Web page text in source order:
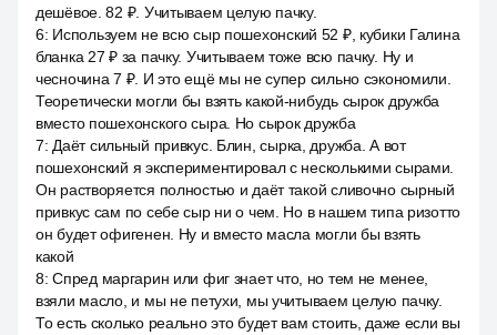
дешёвое. 82 ₽. Учитываем целую пачку.
6: Используем не всю сыр пошехонский 52 ₽, кубики Галина
бланка 27 ₽ за пачку. Учитываем тоже всю пачку. Ну и
чесночина 7 ₽. И это ещё мы не супер сильно сэкономили.
Теоретически могли бы взять какой-нибудь сырок дружба
вместо пошехонского сыра. Но сырок дружба
7: Даёт сильный привкус. Блин, сырка, дружба. А вот
пошехонский я экспериментировал с несколькими сырами.
Он растворяется полностью и даёт такой сливочно сырный
привкус сам по себе сыр ни о чем. Но в нашем типа ризотто
он будет офигенен. Ну и вместо масла могли бы взять
какой
8:Спред маргарин или фиг знает что, но тем не менее,
взяли масло, и мы не петухи, мы учитываем целую пачку.
То есть сколько реально это будет вам стоить, даже если вы